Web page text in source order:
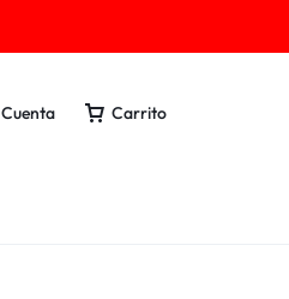
Cuenta Carrito